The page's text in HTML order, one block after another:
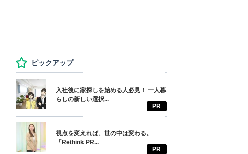
ピックアップ
入社後に家探しを始める人必見！ 一人暮
らしの新しい選択...
PR
視点を変えれば、世の中は変わる。
「Rethink PR...
PR